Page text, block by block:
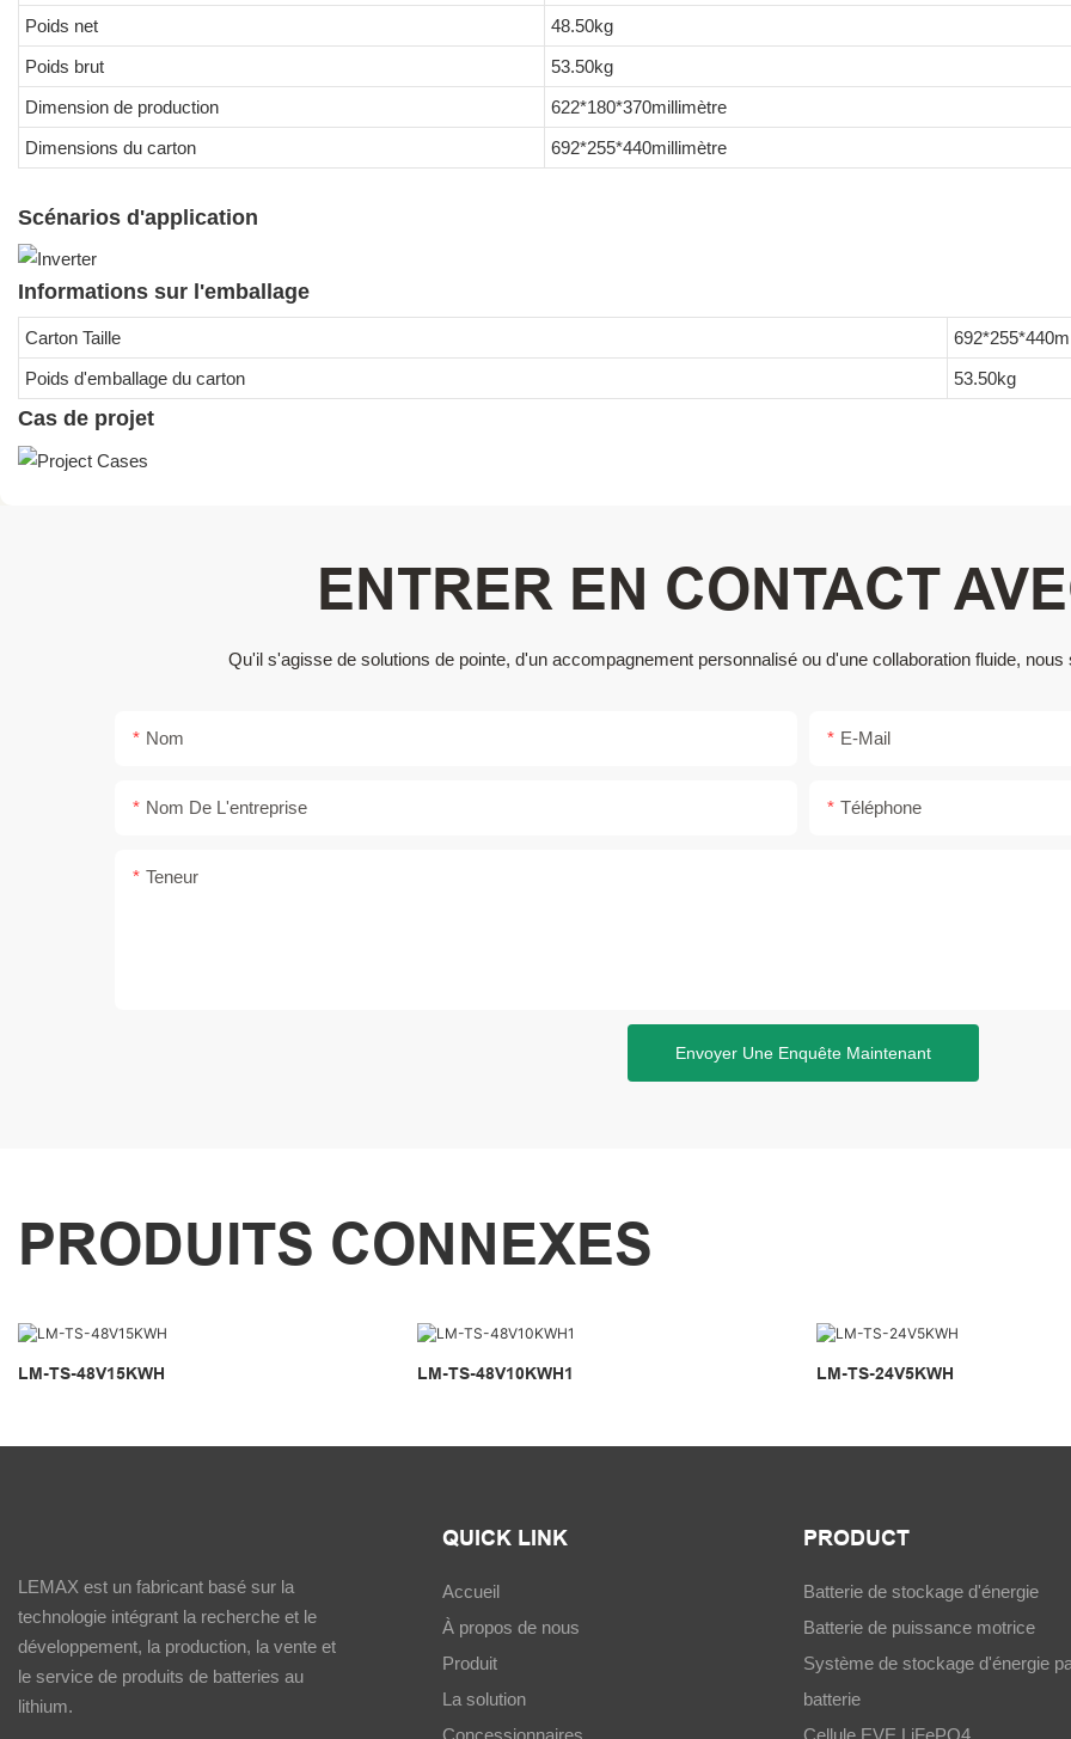
Poids net
48.50kg
Poids brut
53.50kg
Dimension de production
622*180*370millimètre
Dimensions du carton
692*255*440millimètre
Scénarios d'application
Informations sur l'emballage
Carton Taille
Poids d'emballage du carton
53.50kg
Cas de projet
ENTRER EN CONTACT
Qu'il s'agisse de solutions de pointe, d'un accompagnement personnalisé ou d'une collaboration fluide,
Nom E-Mail
Nom De L'entreprise Téléphone
Teneur
Envoyer Une Enquête Maintenant
PRODUITS CONNEXES
LM-TS-48V15KWH LM-TS-48V10KWH1 LM-TS-24V5KWH
LEMAX est un fabricant basé sur la
technologie intégrant la recherche et le
développement, la production, la vente et
le service de produits de batteries au
lithium.
QUICK LINK
Accueil
À propos de nous
Produit
La solution
PRODUCT
Batterie de stockage d'énergie
Batterie de puissance motrice
Système de stockage d'énergie
batterie